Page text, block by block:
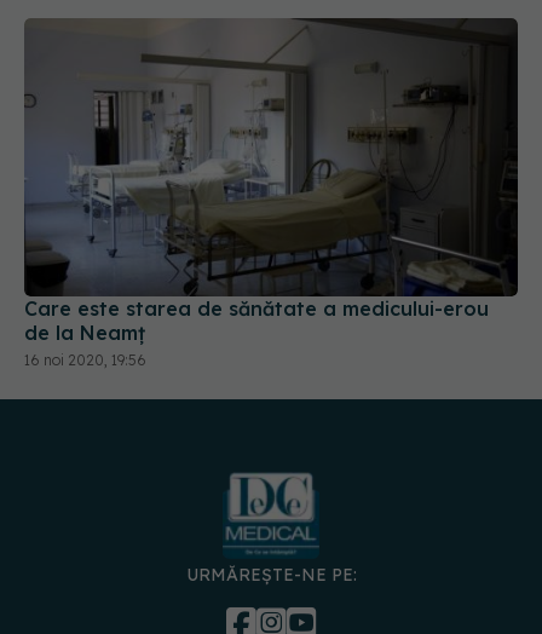
Care este starea de sănătate a medicului-erou
de la Neamț
16 noi 2020, 19:56
URMĂREȘTE-NE PE: